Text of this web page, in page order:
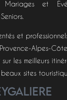
Mariages et
et
Alpes-
les meilleurs
sites